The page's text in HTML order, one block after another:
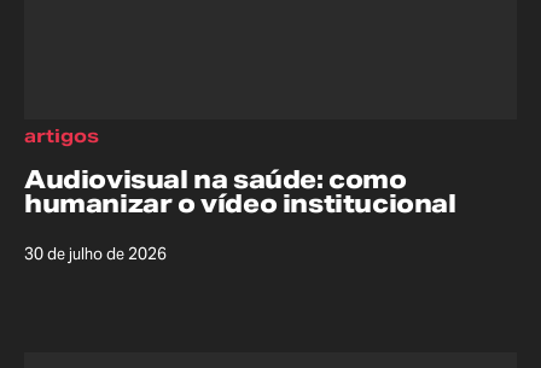
Audiovisual na saúde: como
humanizar o vídeo institucional
30 de julho de 2026
artigos